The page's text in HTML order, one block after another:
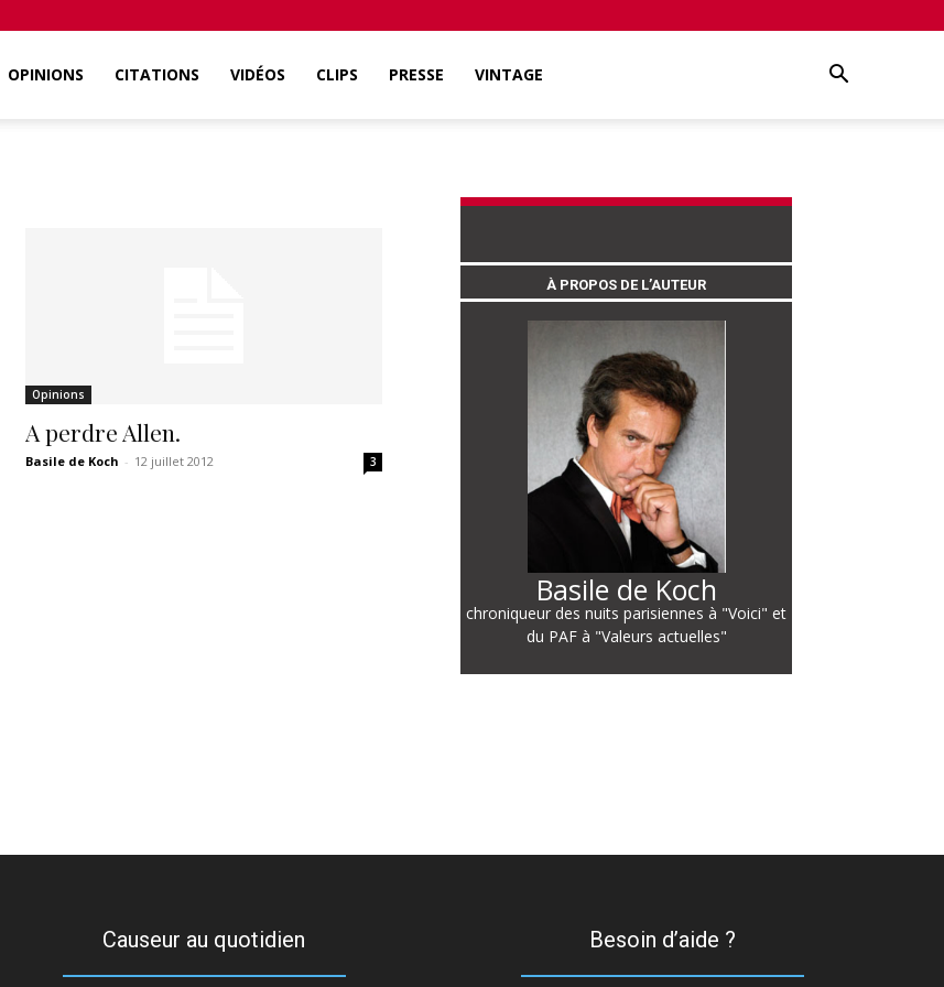
OPINIONS CITATIONS VIDÉOS CLIPS PRESSE VINTAGE
Opinions
A perdre Allen.
Basile de Koch - 12 juillet 2012 3
À PROPOS DE L’AUTEUR
Basile de Koch
chroniqueur des nuits parisiennes à "Voici" et
du PAF à "Valeurs actuelles"
Causeur au quotidien Besoin d’aide ?